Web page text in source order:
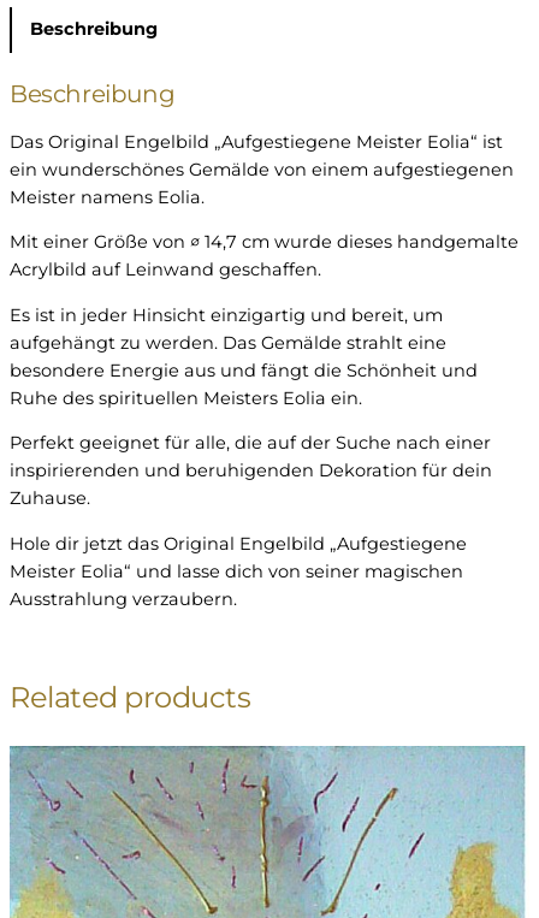
l
"
u
f
g
e
g
e
e
M
e
o
i
a
"
M
e
n
Beschreibung
Beschreibung
Das Original Engelbild „Aufgestiegene Meister Eolia“ ist
ein wunderschönes Gemälde von einem aufgestiegenen
Meister namens Eolia.
Mit einer Größe von ∅ 14,7 cm wurde dieses handgemalte
Acrylbild auf Leinwand geschaffen.
Es ist in jeder Hinsicht einzigartig und bereit, um
aufgehängt zu werden. Das Gemälde strahlt eine
besondere Energie aus und fängt die Schönheit und
Ruhe des spirituellen Meisters Eolia ein.
Perfekt geeignet für alle, die auf der Suche nach einer
inspirierenden und beruhigenden Dekoration für dein
Zuhause.
Hole dir jetzt das Original Engelbild „Aufgestiegene
Meister Eolia“ und lasse dich von seiner magischen
Ausstrahlung verzaubern.
Related products